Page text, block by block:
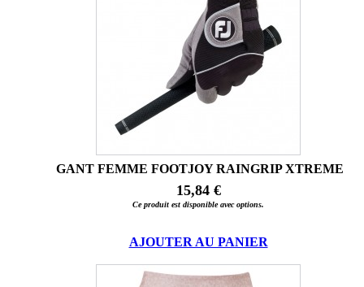
GANT FEMME FOOTJOY RAINGRIP XTREME
15,84 €
Ce produit est disponible avec options.
AJOUTER AU PANIER